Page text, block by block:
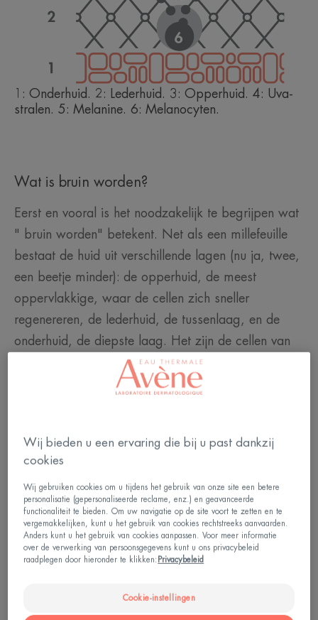
1: Onderhuid. 2: Lederhuid. 3: Opperhuid. 4: Uva-
stralen. 5: Melanine. 6: Melanocyten.
Wat is bruin worden?
Eerst en vooral is het noodzakelijk te begrijpen wat
" bruin worden" betekent. Net als een millefeuille
bestaat de huid uit verschillende lagen (nu ja, twee,
een beetje minder): de opperhuid, de meest
oppervlakkige, waar de cellen zich sneller
regenereren, de lederhuid, de tussenlaag, en de
onderhuid, de diepste laag. Het zijn de cellen van
de opperhuid die bruin worden, dankzij de
gespecialiseerde cellen die de bruine teint creëren:
melanine. De melanine wordt vervolgens door de
melanocyten uitgestoten en zal de aangrenzende
cellen van de opperhuid kleuren.
Lees meer
De mogelijkheid om te bruinen
Wij bieden u een ervaring die bij u past dankzij
cookies
Wij gebruiken cookies om u tijdens het gebruik van onze site een betere
personalisatie (gepersonaliseerde reclame, enz.) en geavanceerde
functionaliteit te bieden. Om uw navigatie op de site voort te zetten en te
vergemakkelijken, kunt u het gebruik van cookies rechtstreeks aanvaarden.
Anders kunt u het gebruik van cookies aanpassen. Voor meer informatie
over de verwerking van persoonsgegevens kunt u ons privacybeleid
raadplegen door hieronder te klikken: Privacybeleid
Cookie-instellingen